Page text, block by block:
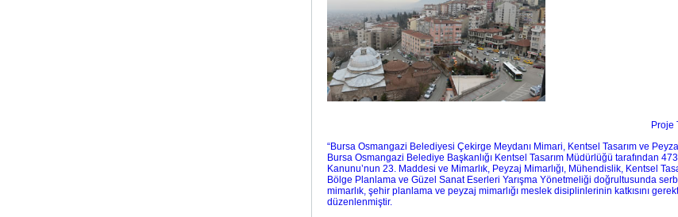
Proje
“Bursa Osmangazi Belediyesi Çekirge Meydanı Mimari, Kentsel Tasarım ve Peyzaj
Bursa Osmangazi Belediye Başkanlığı Kentsel Tasarım Müdürlüğü tarafından
Kanunu’nun 23. Maddesi ve Mimarlık, Peyzaj Mimarlığı, Mühendislik, Kentsel
Bölge Planlama ve Güzel Sanat Eserleri Yarışma Yönetmeliği doğrultusunda
mimarlık, şehir planlama ve peyzaj mimarlığı meslek disiplinlerinin katkısını
düzenlenmiştir.